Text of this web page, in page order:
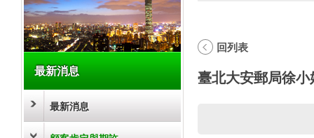
最新消息
最新消息
回列表
臺北大安郵局徐